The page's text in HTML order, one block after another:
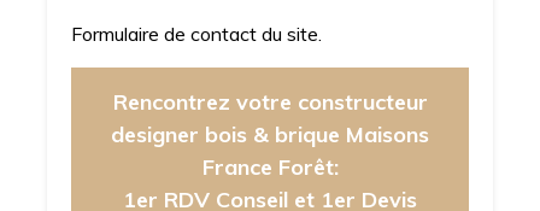
Formulaire de contact du site.
Rencontrez votre constructeur
designer bois & brique Maisons
France Forêt:
1er RDV Conseil et 1er Devis